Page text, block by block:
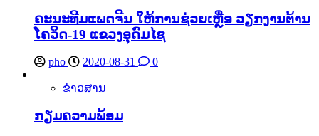
ຄະນະທີມແພດຈີນ ໃຫ້ການຊ່ວຍເຫຼືອ ວຽກງານຕ້ານ
ໂຄວິດ-19 ແຂວງອຸດົມໄຊ
pho 2020-08-31 0
ຂ່າວສານ
ກຽມຄວາມພ້ອມ